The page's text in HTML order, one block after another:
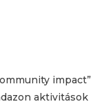
impact”
aktivitások